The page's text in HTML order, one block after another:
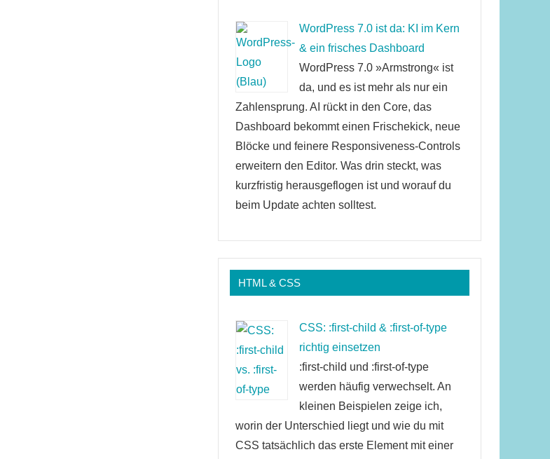
WordPress 7.0 ist da: KI im Kern
& ein frisches Dashboard
WordPress 7.0 »Armstrong« ist
da, und es ist mehr als nur ein
Zahlensprung. AI rückt in den Core, das
Dashboard bekommt einen Frischekick, neue
Blöcke und feinere Responsiveness-Controls
erweitern den Editor. Was drin steckt, was
kurzfristig herausgeflogen ist und worauf du
beim Update achten solltest.
HTML & CSS
CSS: :first-child & :first-of-type
richtig einsetzen
:first-child und :first-of-type
werden häufig verwechselt. An
kleinen Beispielen zeige ich,
worin der Unterschied liegt und wie du mit
CSS tatsächlich das erste Element mit einer